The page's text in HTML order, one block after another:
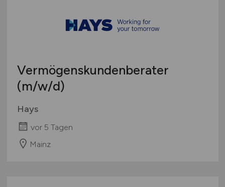
Vermögenskundenberater
(m/w/d)
Hays
vor 5 Tagen
Mainz